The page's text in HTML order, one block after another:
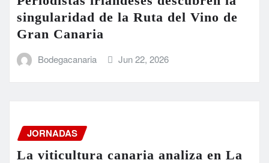
singularidad de la Ruta del Vino de
Gran Canaria
Bodegacanaria Jun 22, 2026
JORNADAS
La viticultura canaria analiza en La